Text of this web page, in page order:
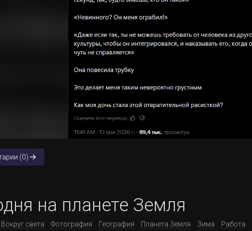
(0)
на планете Земля
Вокруг света Фотография География Планета Земля Зима Работа